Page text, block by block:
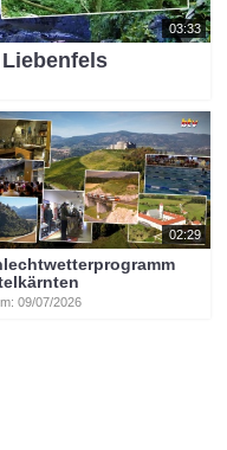
03:33
02:29
09/07/2026